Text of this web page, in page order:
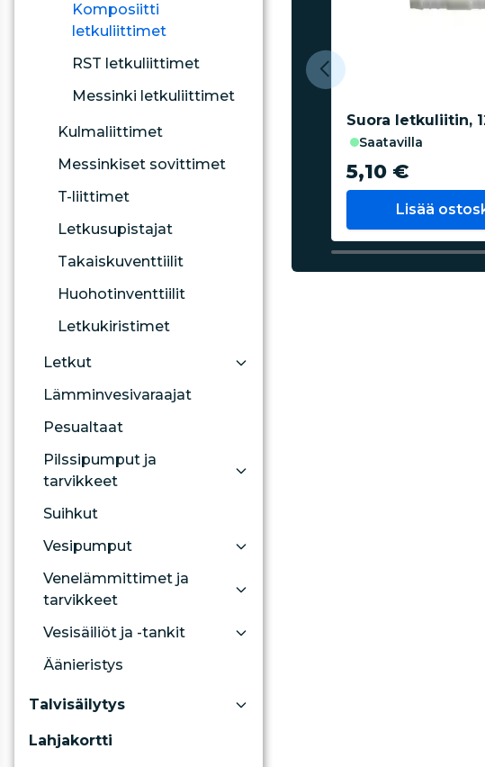
Komposiitti
letkuliittimet
RST letkuliittimet
Messinki letkuliittimet
Kulmaliittimet
Messinkiset sovittimet
T-liittimet
Letkusupistajat
Takaiskuventtiilit
Huohotinventtiilit
Letkukiristimet
Letkut
Lämminvesivaraajat
Pesualtaat
Pilssipumput ja
tarvikkeet
Suihkut
Vesipumput
Venelämmittimet ja
tarvikkeet
Vesisäiliöt ja -tankit
Äänieristys
Talvisäilytys
Lahjakortti
Suora letkuliitin,
saatavilla
5,10 €
Lisää